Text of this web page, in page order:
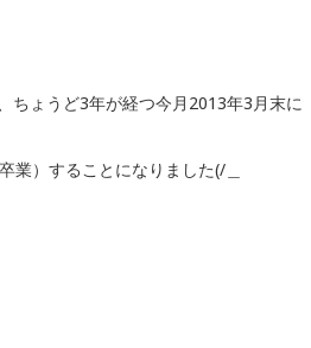
ちょうど3年が経つ今月2013年3月末に
業）することになりました(/＿